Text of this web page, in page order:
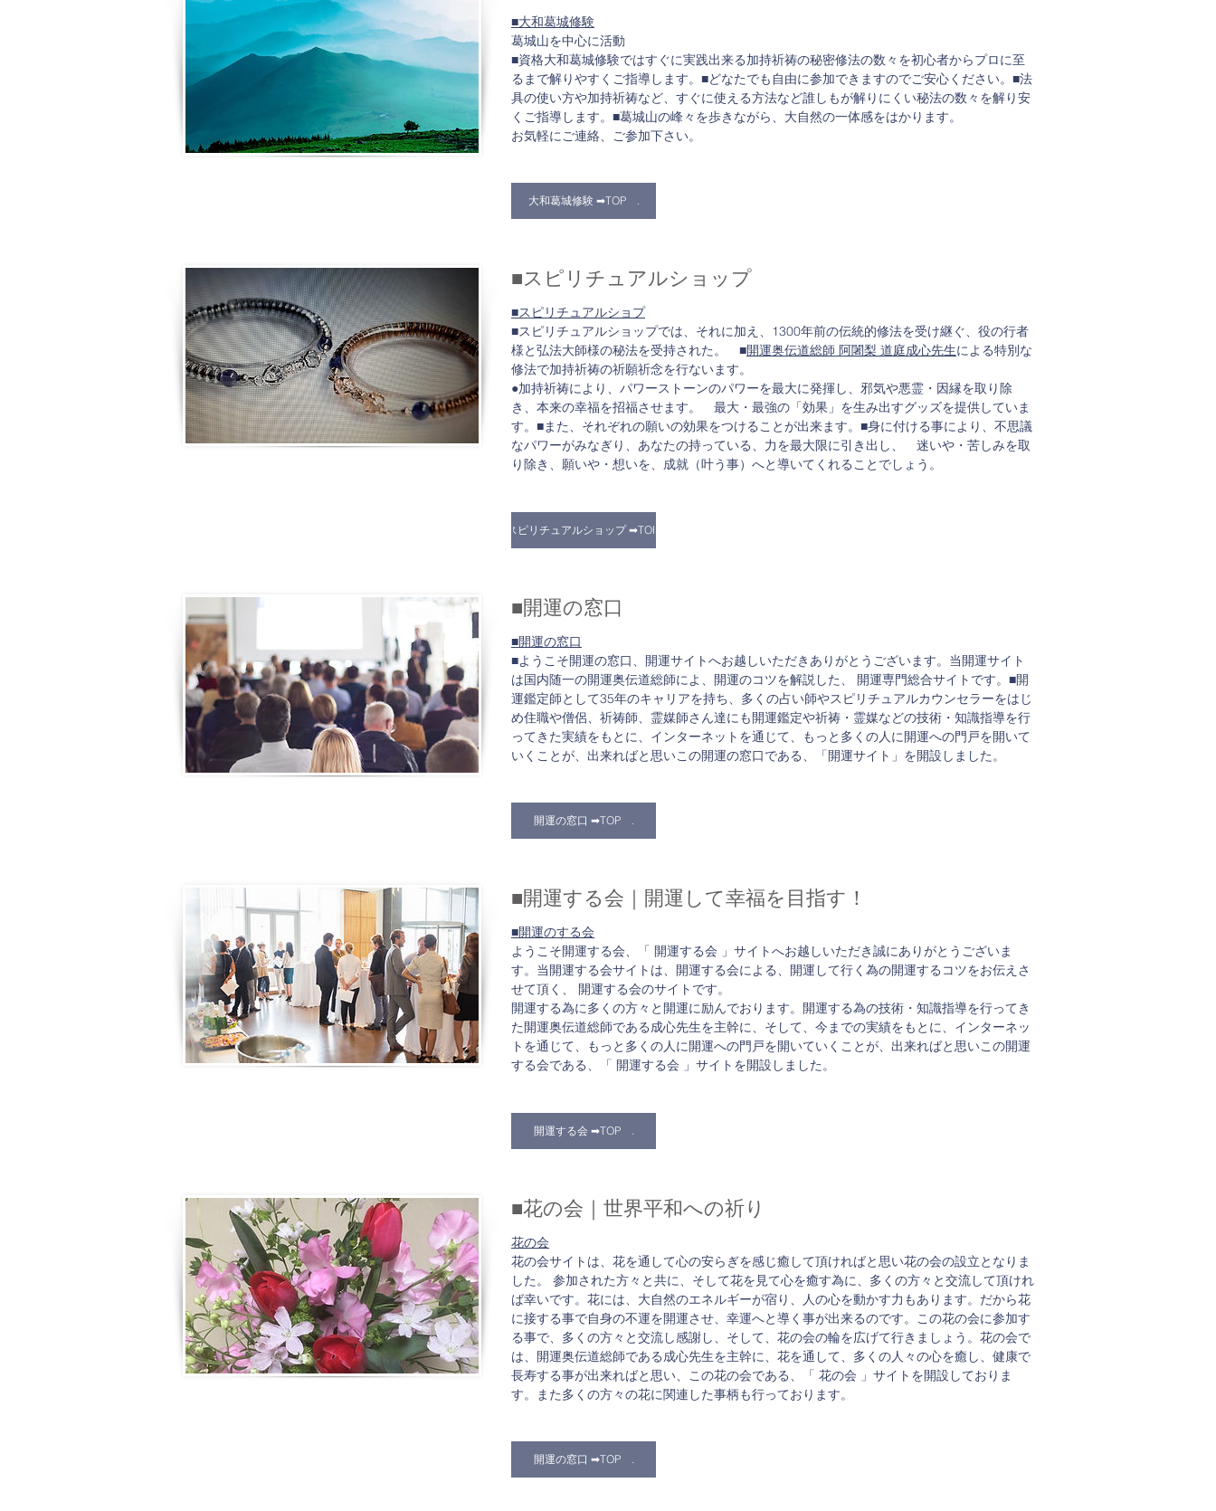
■大和葛城修験
葛城山を中心に活動
■資格大和葛城修験ではすぐに実践出来る加持祈祷の秘密修法の数々を初心者からプロに至
るまで解りやすくご指導します。■どなたでも自由に参加できますのでご安心ください。■法
具の使い方や加持祈祷など、すぐに使える方法など誰しもが解りにくい秘法の数々を解り安
くご指導します。■葛城山の峰々を歩きながら、大自然の一体感をはかります。
お気軽にご連絡、ご参加下さい。
大和葛城修験 ➡TOP .
​■スピリチュアルショップ
■スピリチュアルショプ
■スピリチュアルショップでは、それに加え、1300年前の伝統的修法を受け継ぐ、役の行者
様と弘法大師様の秘法を受持された。 ■開運奥伝道総師 阿闍梨 道庭成心先生による特別な
修法で加持祈祷の祈願祈念を行ないます。
●加持祈祷により、パワーストーンのパワーを最大に発揮し、邪気や悪霊・因縁を取り除
き、本来の幸福を招福させます。 最大・最強の「効果」を生み出すグッズを提供していま
す。■また、それぞれの願いの効果をつけることが出来ます。■身に付ける事により、不思議
なパワーがみなぎり、あなたの持っている、力を最大限に引き出し、 迷いや・苦しみを取
り除き、願いや・想いを、成就（叶う事）へと導いてくれることでしょう。
​スピリチュアルショップ ➡TOP .
■開運の窓口​
■開運の窓口
■ようこそ開運の窓口、開運サイトへお越しいただきありがとうございます。当開運サイト
は国内随一の開運奥伝道総師によ、開運のコツを解説した、 開運専門総合サイトです。■開
運鑑定師として35年のキャリアを持ち、多くの占い師やスピリチュアルカウンセラーをはじ
め住職や僧侶、祈祷師、霊媒師さん達にも開運鑑定や祈祷・霊媒などの技術・知識指導を行
ってきた実績をもとに、インターネットを通じて、もっと多くの人に開運への門戸を開いて
いくことが、出来ればと思いこの開運の窓口である、「開運サイト」を開設しました。
開運の窓口​ ➡TOP .
■開運する会｜開運して幸福を目指す！
■開運のする会
ようこそ開運する会、「 開運する会 」サイトへお越しいただき誠にありがとうございま
す。当開運する会サイトは、開運する会による、開運して行く為の開運するコツをお伝えさ
せて頂く、 開運する会のサイトです。
開運する為に多くの方々と開運に励んでおります。開運する為の技術・知識指導を行ってき
た開運奥伝道総師である成心先生を主幹に、そして、今までの実績をもとに、インターネッ
トを通じて、もっと多くの人に開運への門戸を開いていくことが、出来ればと思いこの開運
する会である、「 開運する会 」サイトを開設しました。
開運する会​ ➡TOP .
■花の会｜世界平和への祈り
花の会
花の会サイトは、花を通して心の安らぎを感じ癒して頂ければと思い花の会の設立となりま
した。 参加された方々と共に、そして花を見て心を癒す為に、多くの方々と交流して頂けれ
ば幸いです。花には、大自然のエネルギーが宿り、人の心を動かす力もあります。だから花
に接する事で自身の不運を開運させ、幸運へと導く事が出来るのです。この花の会に参加す
る事で、多くの方々と交流し感謝し、そして、花の会の輪を広げて行きましょう。花の会で
は、開運奥伝道総師である成心先生を主幹に、花を通して、多くの人々の心を癒し、健康で
長寿する事が出来ればと思い、この花の会である、「 花の会 」サイトを開設しておりま
す。また多くの方々の花に関連した事柄も行っております。
開運の窓口​ ➡TOP .